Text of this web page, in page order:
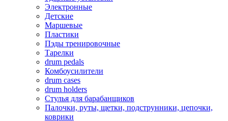
Электронные
Детские
Маршевые
Пластики
Пэды тренировочные
Тарелки
drum pedals
Комбоусилители
drum cases
drum holders
Стулья для барабанщиков
Палочки, руты, щетки, подструнники, цепочки,
коврики